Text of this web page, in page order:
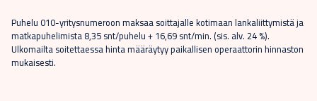
Puhelu 010-yritysnumeroon maksaa soittajalle kotimaan lankaliittymistä ja
matkapuhelimista 8,35 snt/puhelu + 16,69 snt/min. (sis. alv. 24 %).
Ulkomailta soitettaessa hinta määräytyy paikallisen operaattorin hinnaston
mukaisesti.